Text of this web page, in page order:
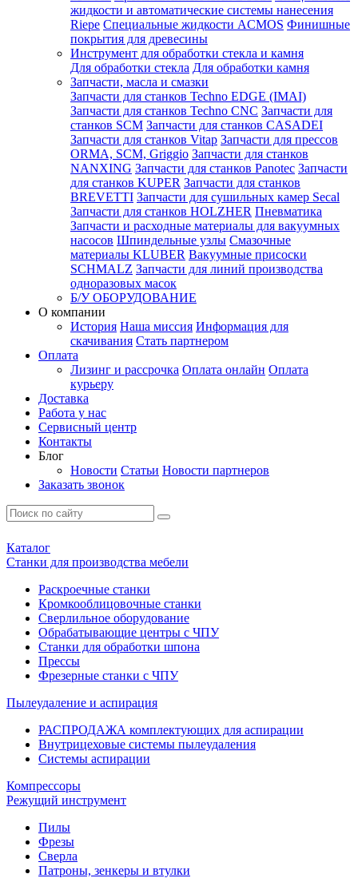
жидкости и автоматические системы нанесения
Riepe Специальные жидкости ACMOS Финишные
покрытия для древесины
Инструмент для обработки стекла и камня
Для обработки стекла Для обработки камня
Запчасти, масла и смазки
Запчасти для станков Techno EDGE (IMAI)
Запчасти для станков Techno CNC Запчасти для
станков SCM Запчасти для станков CASADEI
Запчасти для станков Vitap Запчасти для прессов
ORMA, SCM, Griggio Запчасти для станков
NANXING Запчасти для станков Panotec Запчасти
для станков KUPER Запчасти для станков
BREVETTI Запчасти для сушильных камер Secal
Запчасти для станков HOLZHER Пневматика
Запчасти и расходные материалы для вакуумных
насосов Шпиндельные узлы Смазочные
материалы KLUBER Вакуумные присоски
SCHMALZ Запчасти для линий производства
одноразовых масок
Б/У ОБОРУДОВАНИЕ
О компании
История Наша миссия Информация для
скачивания Стать партнером
Оплата
Лизинг и рассрочка Оплата онлайн Оплата
курьеру
Доставка
Работа у нас
Сервисный центр
Контакты
Блог
Новости Статьи Новости партнеров
Заказать звонок
Каталог
Станки для производства мебели
Раскроечные станки
Кромкооблицовочные станки
Сверлильное оборудование
Обрабатывающие центры с ЧПУ
Станки для обработки шпона
Прессы
Фрезерные станки с ЧПУ
Пылеудаление и аспирация
РАСПРОДАЖА комплектующих для аспирации
Внутрицеховые системы пылеудаления
Системы аспирации
Компрессоры
Режущий инструмент
Пилы
Фрезы
Сверла
Патроны, зенкеры и втулки